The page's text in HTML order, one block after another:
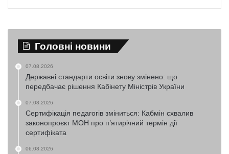
Головні новини
07.08.2026
Державні стандарти освіти знову змінено: що
передбачає рішення Кабінету Міністрів України
07.08.2026
Сертифікація педагогів зміниться: Кабмін схвалив
законопроєкт МОН про п’ятирічний термін дії
сертифіката
06.08.2026